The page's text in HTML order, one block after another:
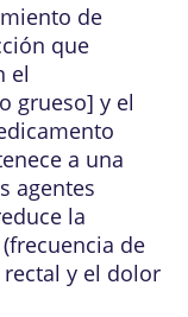
de
que
el
grueso] y el
a una
agentes
la
de
y el dolor